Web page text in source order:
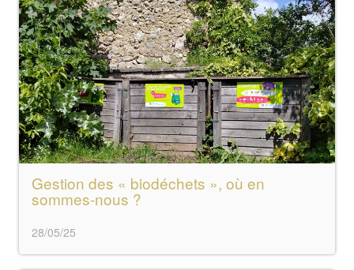
Gestion des « biodéchets », où en
sommes-nous ?
28/05/25